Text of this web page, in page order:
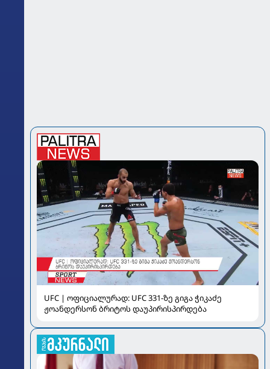
UFC | ოფიციალურად: UFC 331-ზე გიგა ჭიკაძე
ჟოანდერსონ ბრიტოს დაუპირისპირდება